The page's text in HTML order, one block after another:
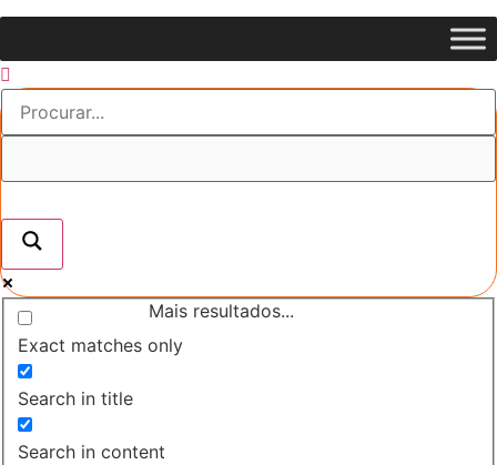
Mais resultados...
Exact matches only
Search in title
Search in content